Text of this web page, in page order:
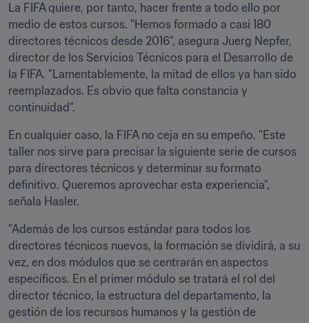
La FIFA quiere, por tanto, hacer frente a todo ello por
medio de estos cursos. "Hemos formado a casi 180
directores técnicos desde 2016", asegura Juerg Nepfer,
director de los Servicios Técnicos para el Desarrollo de
la FIFA. "Lamentablemente, la mitad de ellos ya han sido
reemplazados. Es obvio que falta constancia y
continuidad".
En cualquier caso, la FIFA no ceja en su empeño. "Este
taller nos sirve para precisar la siguiente serie de cursos
para directores técnicos y determinar su formato
definitivo. Queremos aprovechar esta experiencia",
señala Hasler.
"Además de los cursos estándar para todos los
directores técnicos nuevos, la formación se dividirá, a su
vez, en dos módulos que se centrarán en aspectos
específicos. En el primer módulo se tratará el rol del
director técnico, la estructura del departamento, la
gestión de los recursos humanos y la gestión de